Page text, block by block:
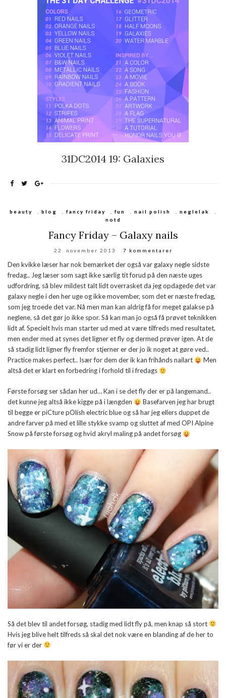
31DC2014 19: Galaxies
beauty blog fancy friday fun nail polish neglelak
notd
Fancy Friday – Galaxy nails
22. november 2013 7 kommentarer
Den kvikke læser har nok bemærket der også var galaxy negle sidste
fredag.. Jeg læser som sagt ikke særlig tit forud på den næste uges
udfordring, så blev mildest talt lidt overrasket da jeg opdagede det var
galaxy negle i den her uge og ikke movember, som det er næste fredag,
som jeg troede det var. Nå men man kan aldrig få for meget galakse på
neglene, så det gør jo ikke spor. Så kan man jo også få prøvet teknikken
lidt af. Specielt hvis man starter ud med at være tilfreds med resultatet,
men ender med at synes det ligner et fly og dermed prøver igen. At de
så stadig lidt ligner fly fremfor stjerner er der jo ik noget at gøre ved..
Practice makes perfect.. Især for dem der ik kan frihånds nailart
Men
altså det er klart en forbedring i forhold til i fredags
Første forsøg ser sådan her ud… Kan i se det fly der er på langemand..
det kunne jeg altså ikke kigge på i længden
Basefarven jeg har brugt
til begge er piCture pOlish electric blue og så har jeg ellers duppet de
andre farver på med et lille stykke svamp og sluttet af med OPI Alpine
Snow på første forsøg og hvid akryl maling på andet forsøg
Så det blev til andet forsøg, stadig med lidt fly på, men knap så stort
Hvis jeg blive helt tilfreds så skal det nok være en blanding af de her to
før vi er der